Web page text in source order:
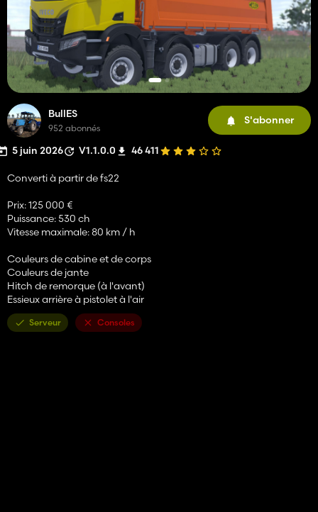
BullES
952 abonnés
S'abonner
5 juin 2026 V1.1.0.0 46 411
Converti à partir de fs22
Prix: 125 000 €
Puissance: 530 ch
Vitesse maximale: 80 km / h
Couleurs de cabine et de corps
Couleurs de jante
Hitch de remorque (à l'avant)
Essieux arrière à pistolet à l'air
Serveur Consoles